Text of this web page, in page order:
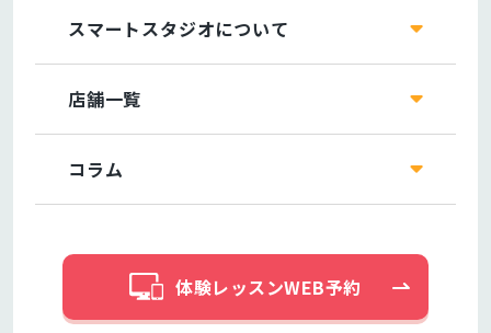
スマートスタジオについて
店舗一覧
コラム
体験レッスンWEB予約